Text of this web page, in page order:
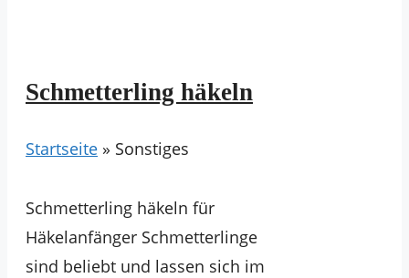
Schmetterling häkeln
Startseite » Sonstiges
Schmetterling häkeln für
Häkelanfänger Schmetterlinge
sind beliebt und lassen sich im